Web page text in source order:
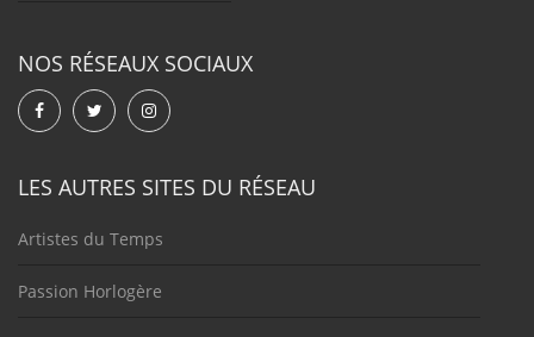
NOS RÉSEAUX SOCIAUX
LES AUTRES SITES DU RÉSEAU
Artistes du Temps
Passion Horlogère